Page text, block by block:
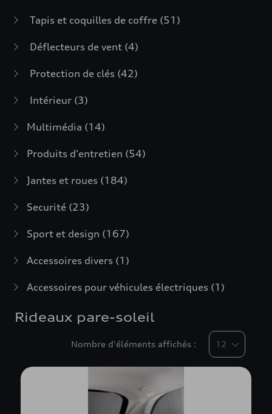
Tapis et coquilles de coffre (51)
Déflecteurs de vent (4)
Protection de clés (42)
Intérieur (3)
Multimédia (14)
Produits d'entretien (54)
Jantes et roues (184)
Securité (23)
Sport et design (167)
Accessoires divers (1)
Accessoires pour véhicules électriques (1)
Rideaux pare-soleil
Nombre d'éléments affichés :